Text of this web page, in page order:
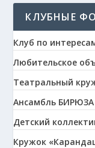
КЛУБНЫЕ
Клуб по
Любительское
Театральный
Ансамбль БИРЮЗА
Детский
Кружок